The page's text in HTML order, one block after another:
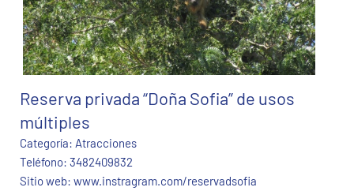
Reserva privada “Doña Sofia” de usos
múltiples
Categoría: Atracciones
Teléfono: 3482409832
Sitio web: www.instragram.com/reservadsofia